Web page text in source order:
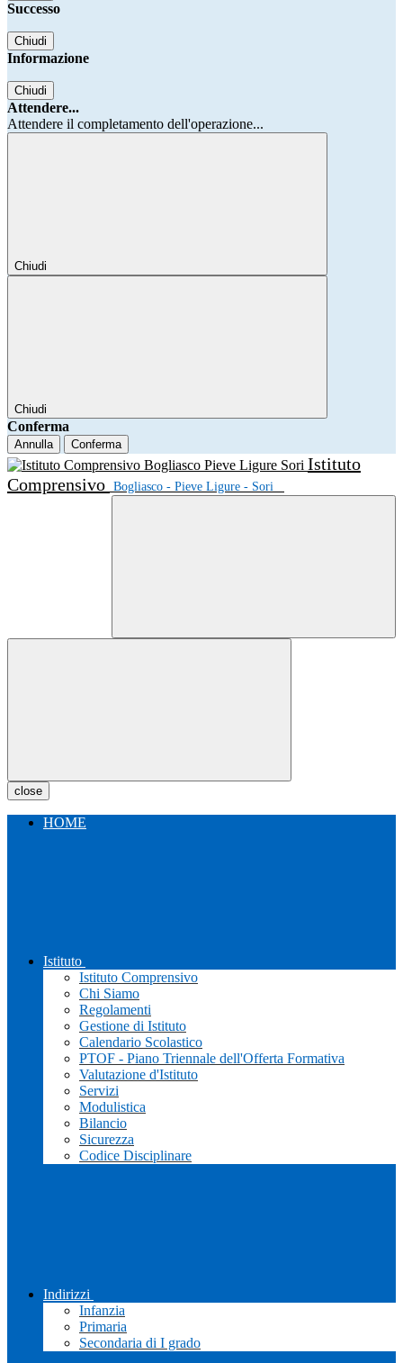
Successo
Chiudi
Informazione
Chiudi
Attendere...
Attendere il completamento dell'operazione...
Chiudi
Chiudi
Conferma
Annulla Conferma
Istituto
Comprensivo Bogliasco - Pieve Ligure - Sori
close
HOME
Istituto
Istituto Comprensivo
Chi Siamo
Regolamenti
Gestione di Istituto
Calendario Scolastico
PTOF - Piano Triennale dell'Offerta Formativa
Valutazione d'Istituto
Servizi
Modulistica
Bilancio
Sicurezza
Codice Disciplinare
Indirizzi
Infanzia
Primaria
Secondaria di I grado